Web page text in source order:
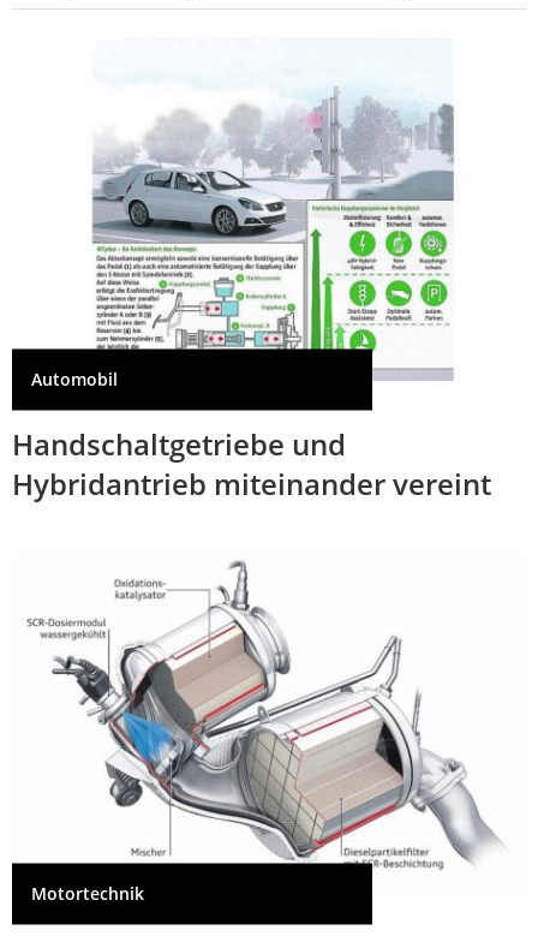
Automobil
Handschaltgetriebe und
Hybridantrieb miteinander vereint
Motortechnik